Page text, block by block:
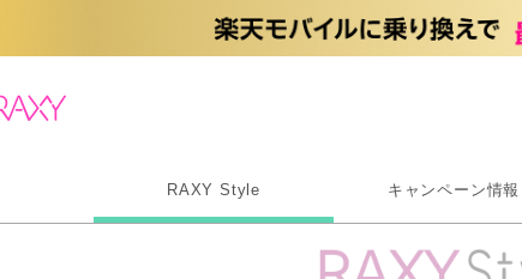
RAXY Style キャンペーン情報